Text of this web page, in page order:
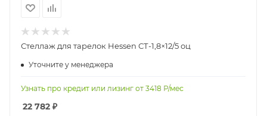
Стеллаж для тарелок Hessen СТ-1,8×12/5 оц
Уточните у менеджера
Узнать про кредит или лизинг от 3418 Р/мес
22 782 ₽